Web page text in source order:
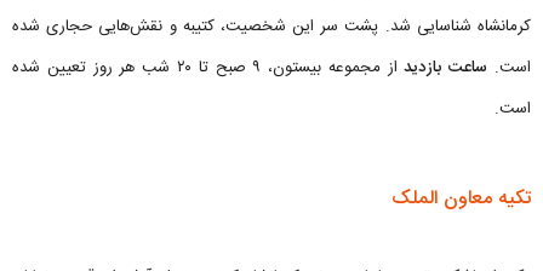
کرمانشاه شناسایی شد. پشت سر این شخصیت، کتیبه و نقش‌هایی حجاری شده
است. ساعت بازدید
از مجموعه بیستون، ۹ صبح تا ۲۰ شب هر روز تعیین شده
است.
تکیه معاون الملک